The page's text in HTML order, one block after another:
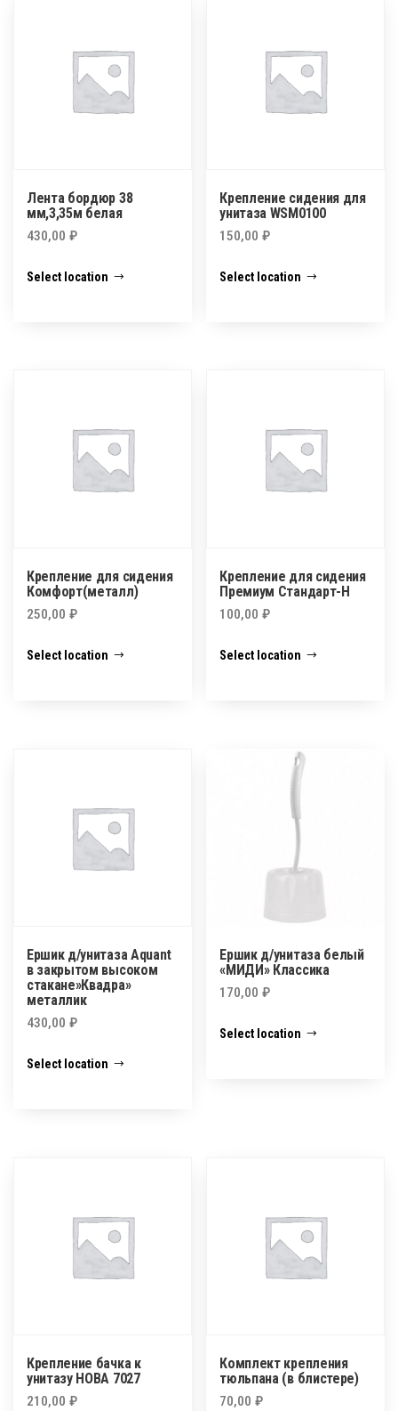
Лента бордюр 38
мм,3,35м белая
430,00 ₽
Select location
Крепление сидения для
унитаза WSM0100
150,00₽
Select location
Крепление для сидения
Комфорт(металл)
250,00 ₽
Select location
Крепление для сидения
Премиум Стандарт-Н
100,00₽
Select location
Ершик д/унитаза Aquant
в закрытом высоком
стакане»Квадра»
металлик
430,00 ₽
Select location
Ершик д/унитаза белый
«МИДИ» Классика
170,00₽
Select location
Крепление бачка к
унитазу НОВА 7027
210,00 ₽
Комплект крепления
тюльпана (в блистере)
70,00₽